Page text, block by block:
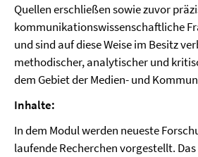
Quellen erschließen sowie zuvor
kommunikationswissenschaftliche
und sind auf diese Weise im Besitz
methodischer, analytischer und
dem Gebiet der Medien- und
Inhalte:
In dem Modul werden neueste
laufende Recherchen vorgestellt.